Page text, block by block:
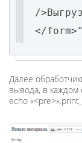
/
</
Далее
вывода, в каждом
echo